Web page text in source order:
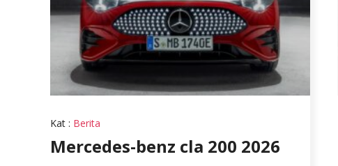
Kat : Berita
Mercedes-benz cla 200 2026